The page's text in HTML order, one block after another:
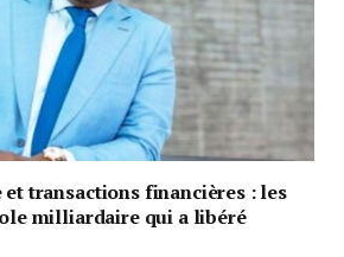
et transactions financières : les
milliardaire qui a libéré